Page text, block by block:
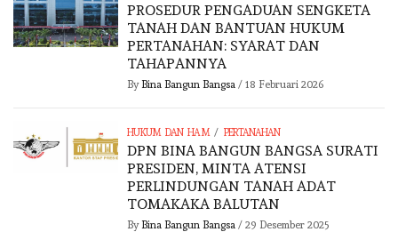
PROSEDUR PENGADUAN SENGKETA
TANAH DAN BANTUAN HUKUM
PERTANAHAN: SYARAT DAN
TAHAPANNYA
By Bina Bangun Bangsa / 18 Februari 2026
HUKUM DAN HAM / PERTANAHAN
DPN BINA BANGUN BANGSA SURATI
PRESIDEN, MINTA ATENSI
PERLINDUNGAN TANAH ADAT
TOMAKAKA BALUTAN
By Bina Bangun Bangsa / 29 Desember 2025